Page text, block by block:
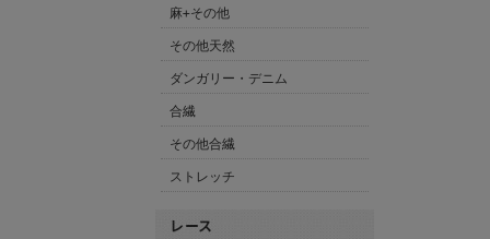
麻+その他
その他天然
ダンガリー・デニム
合繊
その他合繊
ストレッチ